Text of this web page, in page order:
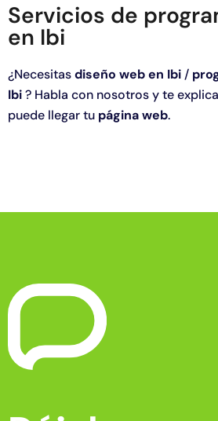
Servicios de
en Ibi
¿Necesitasdiseño web en Ibi /
Ibi? Habla con nosotros y te
puede llegar tu página web.